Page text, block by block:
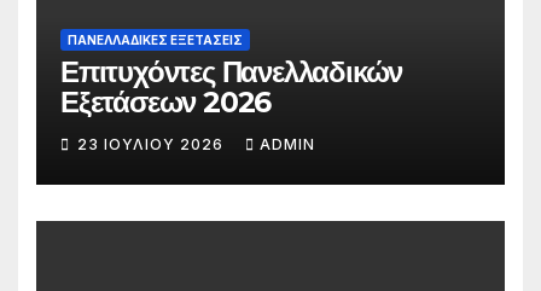
ΠΑΝΕΛΛΑΔΙΚΕΣ ΕΞΕΤΑΣΕΙΣ
Επιτυχόντες Πανελλαδικών
Εξετάσεων 2026
23 ΙΟΥΛΊΟΥ 2026 ADMIN